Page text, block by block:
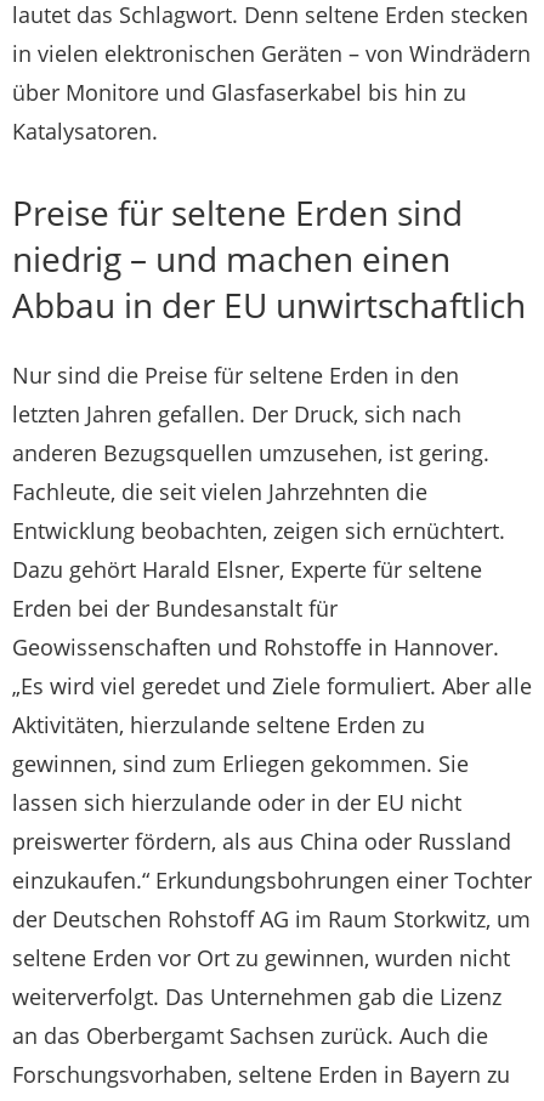
lautet das Schlagwort. Denn seltene Erden stecken
in vielen elektronischen Geräten – von Windrädern
über Monitore und Glasfaserkabel bis hin zu
Katalysatoren.
Preise für seltene Erden sind
niedrig – und machen einen
Abbau in der EU unwirtschaftlich
Nur sind die Preise für seltene Erden in den
letzten Jahren gefallen. Der Druck, sich nach
anderen Bezugsquellen umzusehen, ist gering.
Fachleute, die seit vielen Jahrzehnten die
Entwicklung beobachten, zeigen sich ernüchtert.
Dazu gehört Harald Elsner, Experte für seltene
Erden bei der Bundesanstalt für
Geowissenschaften und Rohstoffe in Hannover.
„Es wird viel geredet und Ziele formuliert. Aber alle
Aktivitäten, hierzulande seltene Erden zu
gewinnen, sind zum Erliegen gekommen. Sie
lassen sich hierzulande oder in der EU nicht
preiswerter fördern, als aus China oder Russland
einzukaufen.“ Erkundungsbohrungen einer Tochter
der Deutschen Rohstoff AG im Raum Storkwitz, um
seltene Erden vor Ort zu gewinnen, wurden nicht
weiterverfolgt. Das Unternehmen gab die Lizenz
an das Oberbergamt Sachsen zurück. Auch die
Forschungsvorhaben, seltene Erden in Bayern zu